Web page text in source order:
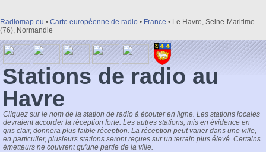
Radiomap.eu • Carte européenne de radio • France • Le Havre, Seine-Maritime
(76), Normandie
Stations de radio au
Havre
Cliquez sur le nom de la station de radio à écouter en ligne. Les stations locales
devraient accorder la réception forte. Les autres stations, mis en évidence en
gris clair, donnera plus faible réception. La réception peut varier dans une ville,
en particulier, plusieurs stations seront reçues sur un terrain plus élevé. Certains
émetteurs ne couvrent qu'une partie de la ville.